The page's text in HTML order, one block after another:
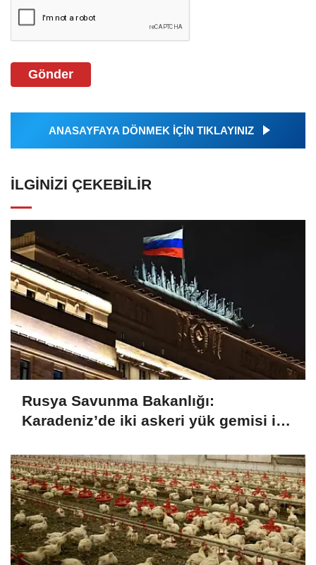
Gönder
ANASAYFAYA DÖNMEK İÇİN TIKLAYINIZ
İLGINIZI ÇEKEBILIR
Rusya Savunma Bakanlığı:
Karadeniz’de iki askeri yük gemisi ile
depoları vuruldu